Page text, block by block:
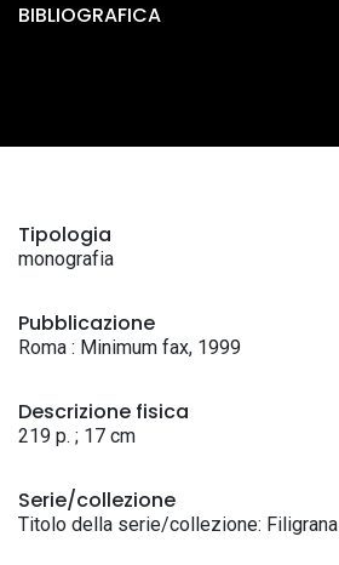
BIBLIOGRAFICA
Tipologia
monografia
Pubblicazione
Roma : Minimum fax, 1999
Descrizione fisica
219 p. ; 17 cm
Serie/collezione
Titolo della serie/collezione: Filigrana